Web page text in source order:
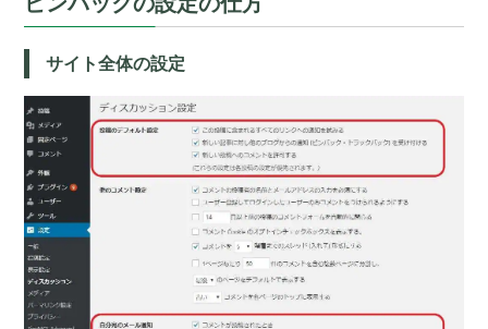
サイト全体の設定